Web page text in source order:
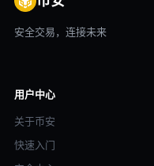
安全交易，连接未来
用户中心
关于币安
快速入门